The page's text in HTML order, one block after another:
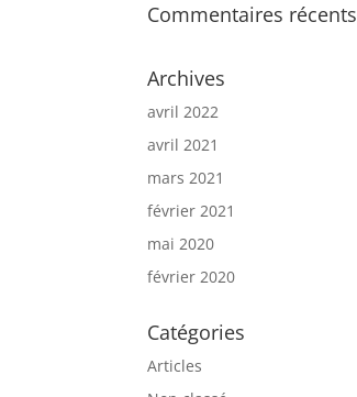
Commentaires récents
Archives
avril 2022
avril 2021
mars 2021
février 2021
mai 2020
février 2020
Catégories
Articles